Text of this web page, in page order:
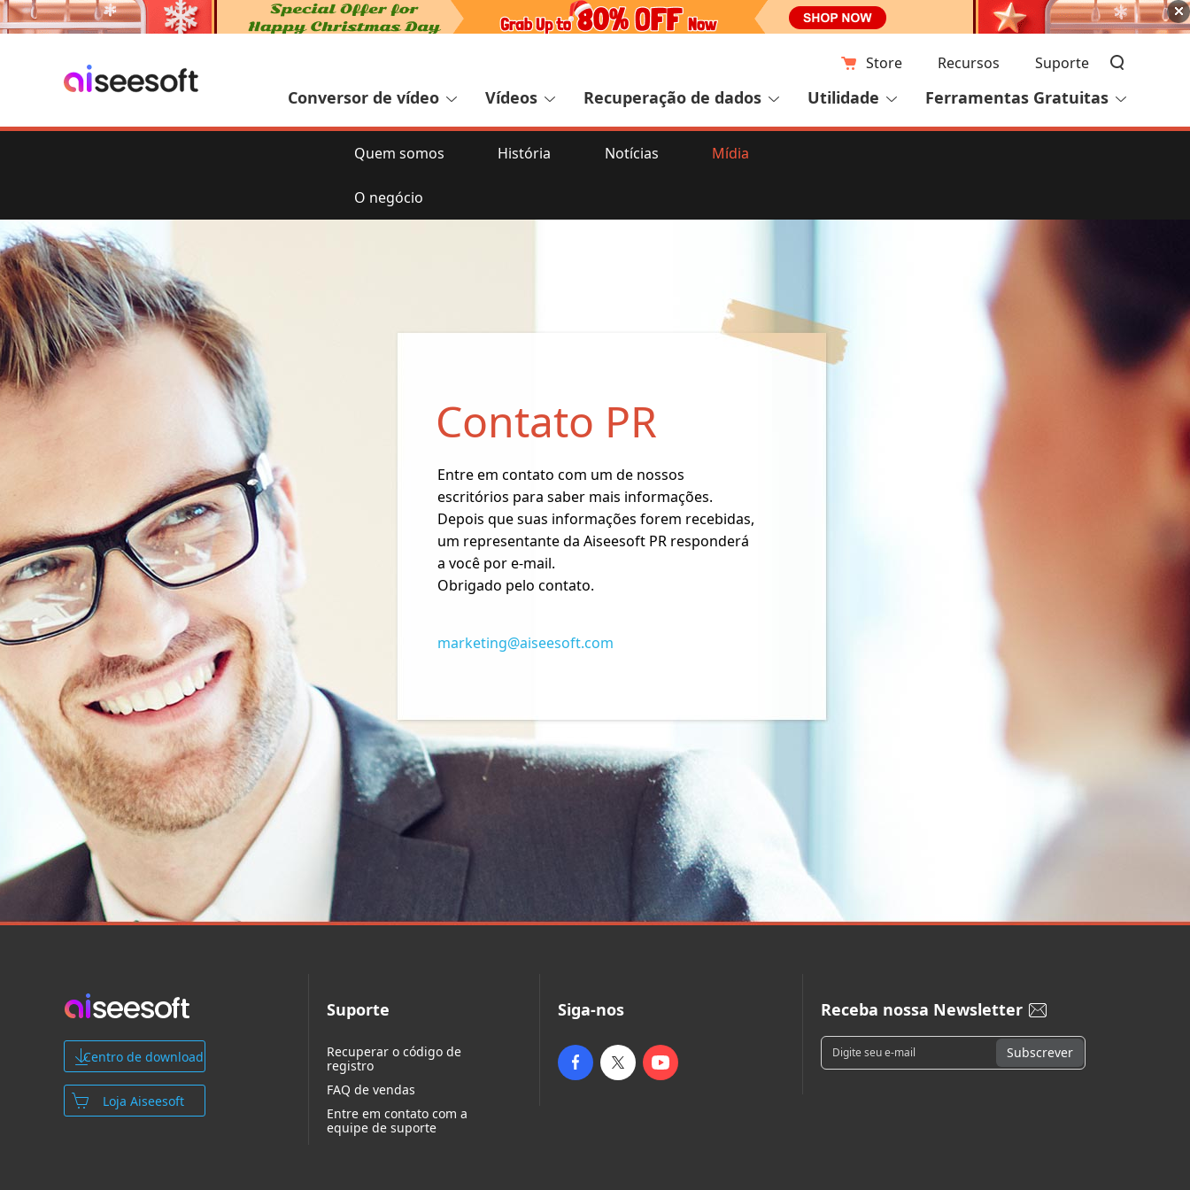
Store Recursos Suporte
Conversor de vídeo Vídeos Recuperação de dados Utilidade Ferramentas Gratuitas
Quem somos História Notícias Mídia
O negócio
Contato PR
Entre em contato com um de nossos
escritórios para saber mais informações.
Depois que suas informações forem recebidas,
um representante da Aiseesoft PR responderá
a você por e-mail.
Obrigado pelo contato.
marketing@aiseesoft.com
Centro de download
Loja Aiseesoft
Suporte
Recuperar o código de
registro
FAQ de vendas
Entre em contato com a
equipe de suporte
Siga-nos Receba nossa Newsletter